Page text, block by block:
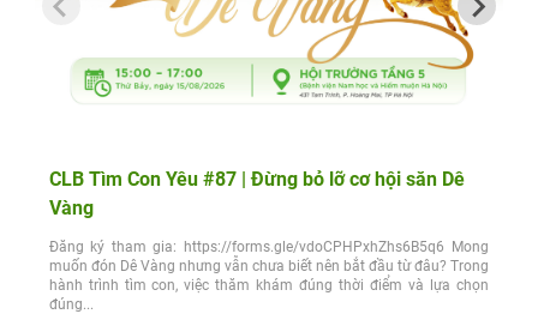
CLB Tìm Con Yêu #87 | Đừng bỏ lỡ cơ hội săn Dê
Vàng
Đăng ký tham gia: https://forms.gle/vdoCPHPxhZhs6B5q6 Mong
muốn đón Dê Vàng nhưng vẫn chưa biết nên bắt đầu từ đâu? Trong
hành trình tìm con, việc thăm khám đúng thời điểm và lựa chọn
đúng...